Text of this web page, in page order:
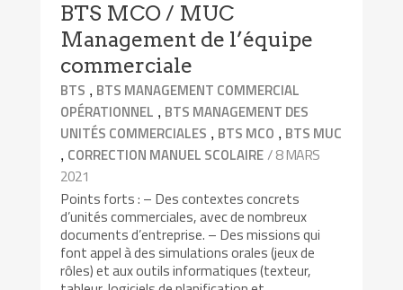
BTS MCO / MUC
Management de l’équipe
commerciale
BTS , BTS MANAGEMENT COMMERCIAL
OPÉRATIONNEL , BTS MANAGEMENT DES
UNITÉS COMMERCIALES , BTS MCO , BTS MUC
, CORRECTION MANUEL SCOLAIRE/ 8 MARS
2021
Points forts : – Des contextes concrets
d’unités commerciales, avec de nombreux
documents d’entreprise. – Des missions qui
font appel à des simulations orales (jeux de
rôles) et aux outils informatiques (texteur,